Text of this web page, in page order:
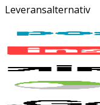
Leveransalternativ